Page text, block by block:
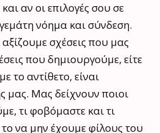
αν οι επιλογές σου σε
νόημα και σύνδεση.
αξίζουμε σχέσεις που μας
που δημιουργούμε, είτε
το αντίθετο, είναι
μας. Μας δείχνουν ποιοι
τι φοβόμαστε και τι
να μην έχουμε φίλους του